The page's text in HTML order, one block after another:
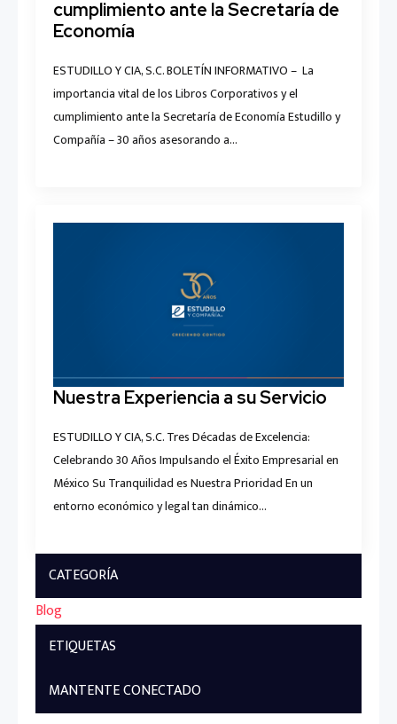
cumplimiento ante la Secretaría de
Economía
ESTUDILLO Y CIA, S.C. BOLETÍN INFORMATIVO – La
importancia vital de los Libros Corporativos y el
cumplimiento ante la Secretaría de Economía Estudillo y
Compañía – 30 años asesorando a…
Nuestra Experiencia a su Servicio
ESTUDILLO Y CIA, S.C. Tres Décadas de Excelencia:
Celebrando 30 Años Impulsando el Éxito Empresarial en
México Su Tranquilidad es Nuestra Prioridad En un
entorno económico y legal tan dinámico…
CATEGORÍA
Blog
ETIQUETAS
MANTENTE CONECTADO